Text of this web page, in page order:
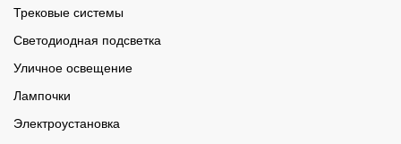
Трековые системы
Светодиодная подсветка
Уличное освещение
Лампочки
Электроустановка